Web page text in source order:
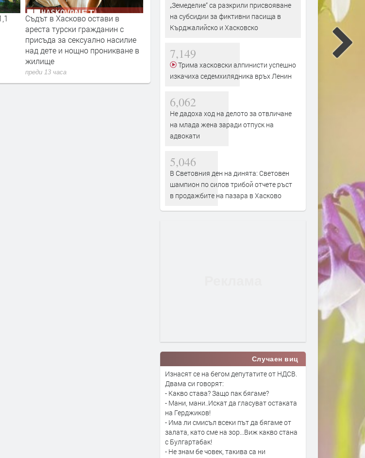
в
Трактор се запали при балиране
на слама, огънят засегна гора
преди 17 часа
Вярващи в Хасково посрещнаха
Преображение Господне с
преди 18 часа
Не дадоха ход на делото
отвличане на млада
заради отпуск на
„Земеделие“ са разкрили присвояване
на субсидии за фиктивни пасища в
Кърджалийско и Хасковско
7,149
Трима хасковски алпинисти успешно
изкачиха седемхилядника връх Ленин
6,062
Не дадоха ход на делото за отвличане
на млада жена заради отпуск на
адвокати
5,046
В Световния ден на динята: Световен
шампион по силов трибой отчете ръст
в продажбите на пазара в Хасково
Случаен виц
Изнасят се на бегом депутатите от НДСВ.
Двама си говорят:
- Какво става? Защо пак бягаме?
- Мани, мани..Искат да гласуват остaката
на Герджиков!
- Има ли смисъл всеки път да бягаме от
залата, като сме на зор...Виж какво стана
с Булгартабак!
- Не знам бе човек, такива са ни